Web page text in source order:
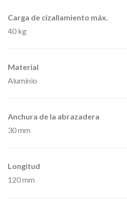
d
e
a
p
a
b
Carga de cizallamiento máx.
40 kg
Material
Aluminio
Anchura de la abrazadera
30 mm
Longitud
120 mm